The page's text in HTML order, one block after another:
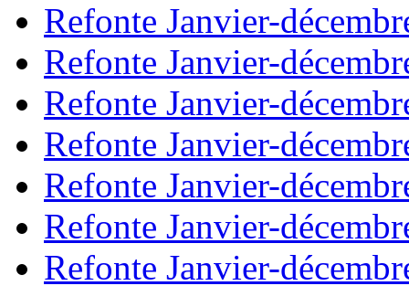
Refonte Janvier-
Refonte Janvier-
Refonte Janvier-
Refonte Janvier-
Refonte Janvier-
Refonte Janvier-
Refonte Janvier-